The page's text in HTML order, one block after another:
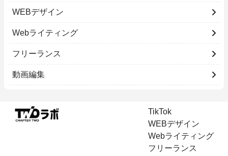
WEBデザイン
Webライティング
フリーランス
動画編集
TikTok
WEBデザイン
Webライティング
フリーランス